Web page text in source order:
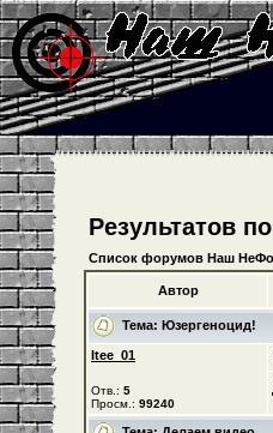
Результатов
Список форумов Наш
Автор
Тема: Юзергеноцид!
Itee_01
Отв.: 5
Просм.: 99240